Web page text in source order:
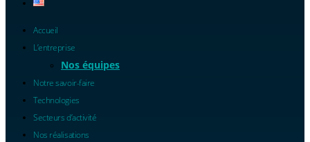
Accueil
L’entreprise
Nos équipes
Notre savoir-faire
Technologies
Secteurs d’activité
Nos réalisations